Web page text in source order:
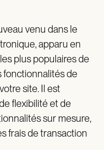
venu dans le
apparu en
les plus populaires de
fonctionnalités de
site. Il est
flexibilité et de
sur mesure,
frais de transaction